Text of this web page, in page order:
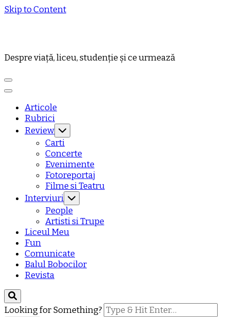
Skip to Content
Despre viață, liceu, studenție și ce urmează
Articole
Rubrici
Review
Carti
Concerte
Evenimente
Fotoreportaj
Filme si Teatru
Interviuri
People
Artisti si Trupe
Liceul Meu
Fun
Comunicate
Balul Bobocilor
Revista
Looking for Something?